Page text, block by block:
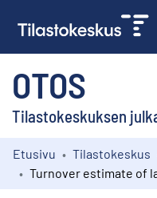
OTOS
Tilastokeskuksen
Kokoelmat
Etusivu Tilastokeskus